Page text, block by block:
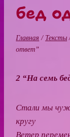
бед
Главная / Тексты
ответ”
2 “На семь
Стали мы
кругу
Ветер